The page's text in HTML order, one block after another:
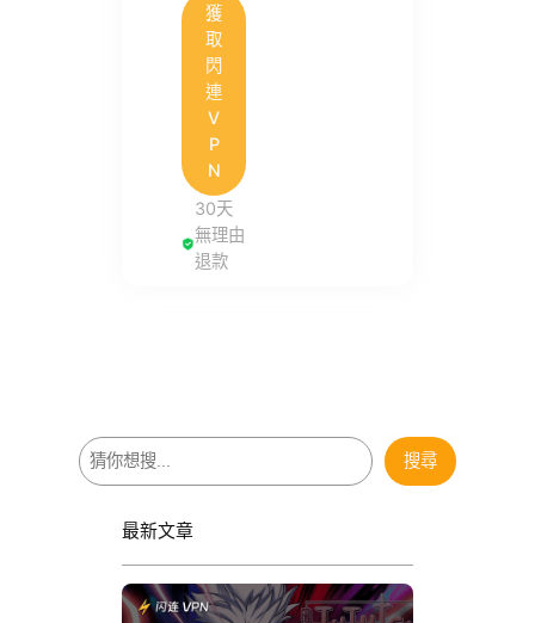
獲
取
閃
連
V
P
N
30天
無理由
退款
搜
尋
搜尋
最新文章